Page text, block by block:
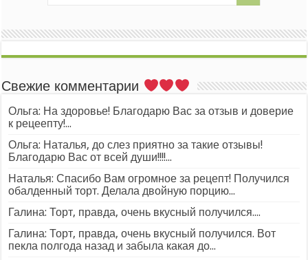
Свежие комментарии
Ольга: На здоровье! Благодарю Вас за отзыв и доверие
к рецеепту!...
Ольга: Наталья, до слез приятно за такие отзывы!
Благодарю Вас от всей души!!!!...
Наталья: Спасибо Вам огромное за рецепт! Получился
обалденный торт. Делала двойную порцию...
Галина: Торт, правда, очень вкусный получился....
Галина: Торт, правда, очень вкусный получился. Вот
пекла полгода назад и забыла какая до...